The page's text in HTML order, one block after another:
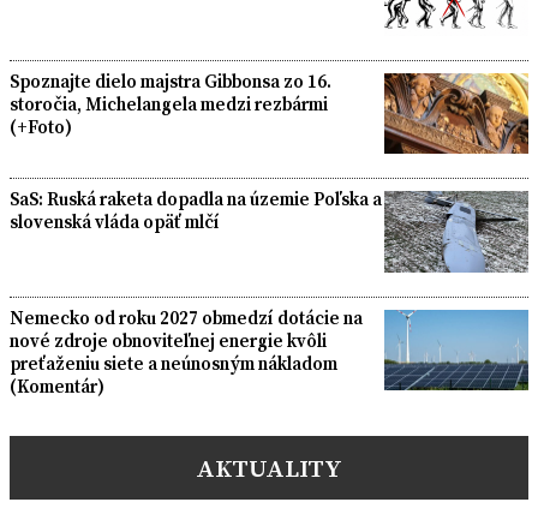
Spoznajte dielo majstra Gibbonsa zo 16.
storočia, Michelangela medzi rezbármi
(+Foto)
SaS: Ruská raketa dopadla na územie Poľska a
slovenská vláda opäť mlčí
Nemecko od roku 2027 obmedzí dotácie na
nové zdroje obnoviteľnej energie kvôli
preťaženiu siete a neúnosným nákladom
(Komentár)
AKTUALITY